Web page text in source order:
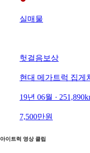
실매물
헛걸음보상
현대 메가트럭 집게
19년 06월 ·
7,500만원
아이트럭 영상 클립